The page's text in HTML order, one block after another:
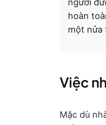
người
hoàn
một nửa
Việc
Mặc dù